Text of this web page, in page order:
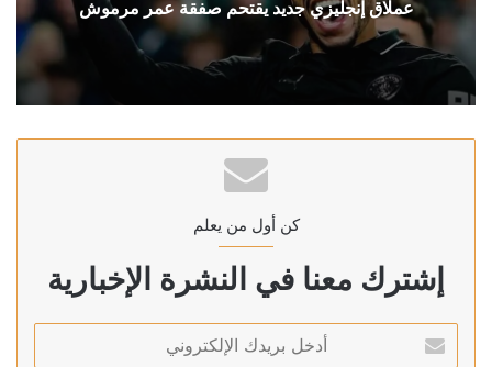
عملاق إنجليزي جديد يقتحم صفقة عمر مرموش
كن أول من يعلم
إشترك معنا في النشرة الإخبارية
بريدك